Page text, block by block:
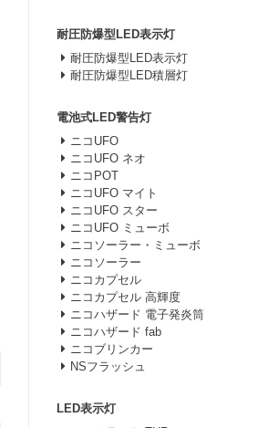
耐圧防爆型LED表示灯
耐圧防爆型LED表示灯
耐圧防爆型LED積層灯
電池式LED警告灯
ニコUFO
ニコUFO ネオ
ニコPOT
ニコUFO マイト
ニコUFO スター
ニコUFO ミューボ
ニコソーラー・ミューボ
ニコソーラー
ニコカプセル
ニコカプセル 高輝度
ニコハザード 電子発炎筒
ニコハザード fab
ニコブリンカー
NSフラッシュ
LED表示灯